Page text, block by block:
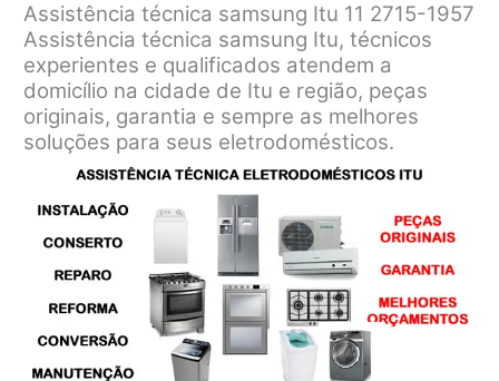
Assistência técnica samsung Itu 11 2715-1957
Assistência técnica samsung Itu, técnicos
experientes e qualificados atendem a
domicílio na cidade de Itu e região, peças
originais, garantia e sempre as melhores
soluções para seus eletrodomésticos.